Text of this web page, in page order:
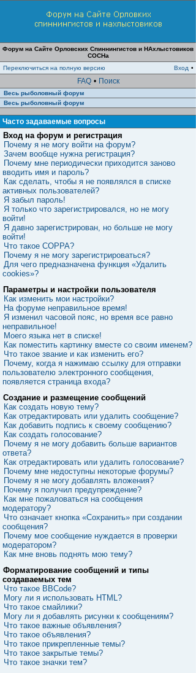
Форум на Сайте Орловских Спиннингистов и НАхлыстовиков
СОСНа
Переключиться на полную версию
Вход •
FAQ • Поиск
Весь рыболовный форум
Весь рыболовный форум
Часто задаваемые вопросы
Вход на форум и регистрация
Почему я не могу войти на форум?
Зачем вообще нужна регистрация?
Почему мне периодически приходится заново
вводить имя и пароль?
Как сделать, чтобы я не появлялся в списке
активных пользователей?
Я забыл пароль!
Я только что зарегистрировался, но не могу
войти!
Я давно зарегистрирован, но больше не могу
войти!
Что такое COPPA?
Почему я не могу зарегистрироваться?
Для чего предназначена функция «Удалить
cookies»?
Параметры и настройки пользователя
Как изменить мои настройки?
На форуме неправильное время!
Я изменил часовой пояс, но время все равно
неправильное!
Моего языка нет в списке!
Как поместить картинку вместе со своим именем?
Что такое звание и как изменить его?
Почему, когда я нажимаю ссылку для отправки
пользователю электронного сообщения,
появляется страница входа?
Создание и размещение сообщений
Как создать новую тему?
Как отредактировать или удалить сообщение?
Как добавить подпись к своему сообщению?
Как создать голосование?
Почему я не могу добавить больше вариантов
ответа?
Как отредактировать или удалить голосование?
Почему мне недоступны некоторые форумы?
Почему я не могу добавлять вложения?
Почему я получил предупреждение?
Как мне пожаловаться на сообщения
модератору?
Что означает кнопка «Сохранить» при создании
сообщения?
Почему мое сообщение нуждается в проверки
модератором?
Как мне вновь поднять мою тему?
Форматирование сообщений и типы
создаваемых тем
Что такое BBCode?
Могу ли я использовать HTML?
Что такое смайлики?
Могу ли я добавлять рисунки к сообщениям?
Что такое важные объявления?
Что такое объявления?
Что такое прикрепленные темы?
Что такое закрытые темы?
Что такое значки тем?